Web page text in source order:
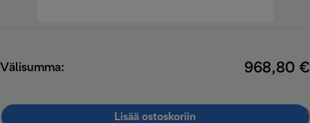
Välisumma: 968,80 €
Lisää ostoskoriin